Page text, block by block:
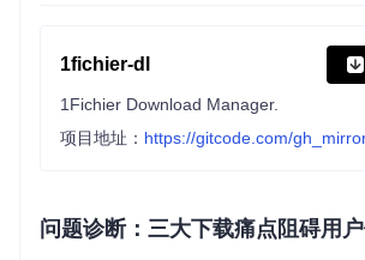
1fichier-dl
1Fichier Download Manager.
项目地址： https://gitcode.com/
问题诊断：三大下载痛点阻碍用